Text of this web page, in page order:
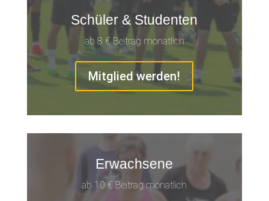
Schüler & Studenten
ab 8 € Beitrag monatlich
Mitglied werden!
Erwachsene
ab 10 € Beitrag monatlich